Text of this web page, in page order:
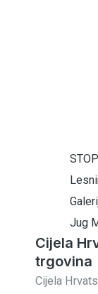
Jug
Cijela
trgovina
Cijela